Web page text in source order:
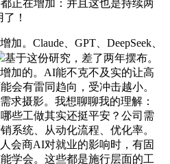
正在增加：并且这也是持续两
！
。Claude、GPT、DeepSeek、
基于这份研究，差了两年摆布。
加的。AI能不克不及实的让高
会有雷同趋向，受冲击越小。
求摄影。我想聊聊我的理解：
些工做其实还挺平安？公司需
系统、从动化流程、优化率。
会商AI对就业的影响时，有固
学会。这些都是施行层面的工